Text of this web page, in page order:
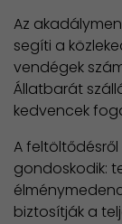
Az
segíti a
vendégek
Állatbarát
kedvencek
A
gondoskodik:
biztosítják a